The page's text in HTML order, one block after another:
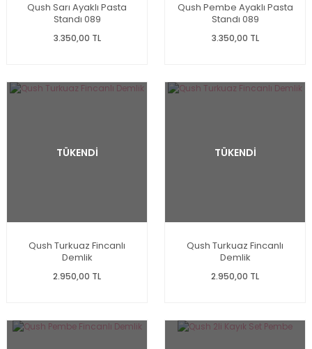
Qush Sarı Ayaklı Pasta
Standı 089
3.350,00 TL
Qush Pembe Ayaklı Pasta
Standı 089
3.350,00 TL
TÜKENDİ
Qush Turkuaz Fincanlı
Demlik
2.950,00 TL
TÜKENDİ
Qush Turkuaz Fincanlı
Demlik
2.950,00 TL